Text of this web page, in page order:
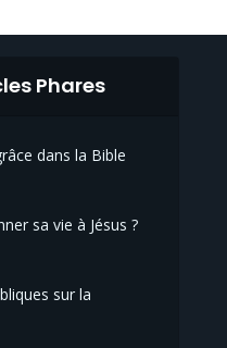
Phares
dans la Bible
sa vie à Jésus ?
sur la